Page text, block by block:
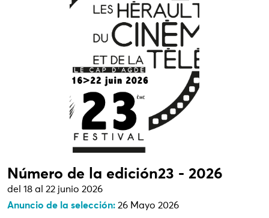
Número de la edición23 - 2026
del 18 al 22 junio 2026
Anuncio de la selección: 26 Mayo 2026